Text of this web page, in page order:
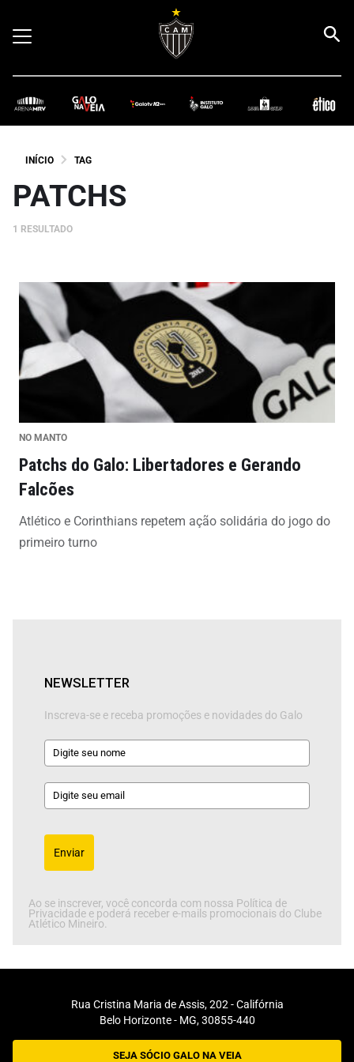
INÍCIO TAG
PATCHS
1 RESULTADO
NO MANTO
Patchs do Galo: Libertadores e Gerando
Falcões
Atlético e Corinthians repetem ação solidária do jogo do
primeiro turno
NEWSLETTER
Inscreva-se e receba promoções e novidades do Galo
Enviar
Ao se inscrever, você concorda com nossa Política de
Privacidade e poderá receber e-mails promocionais do Clube
Atlético Mineiro.
Rua Cristina Maria de Assis, 202 - Califórnia
Belo Horizonte - MG, 30855-440
SEJA SÓCIO GALO NA VEIA